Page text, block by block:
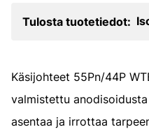
Tulosta tuotetiedot:
Käsijohteet 55Pn/44P
valmistettu
asentaa ja irrottaa